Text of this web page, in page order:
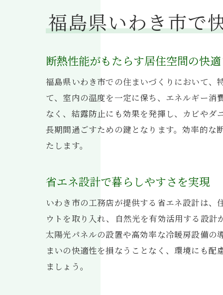
福島県いわき市で
断熱性能がもたらす居住空間の快
福島県いわき市での住まいづくりにおいて、
て、室内の温度を一定に保ち、エネルギー
なく、結露防止にも効果を発揮し、カビや
長期間過ごすための鍵となります。効率的
たします。
省エネ設計で暮らしやすさを実現
いわき市の工務店が提供する省エネ設計は
ウトを取り入れ、自然光を有効活用する設
太陽光パネルの設置や高効率な冷暖房設備
まいの快適性を損なうことなく、環境にも
ましょう。